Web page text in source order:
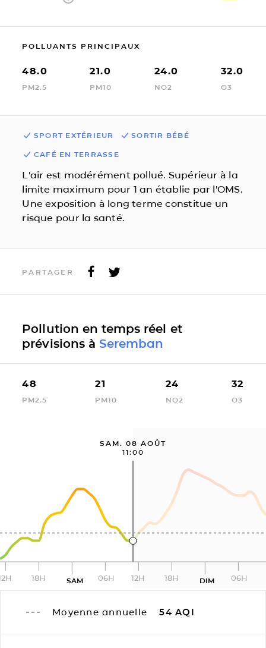
POLLUANTS PRINCIPAUX
48.0
PM2.5
21.0
PM10
24.0
NO2
32.0
O3
SPORT EXTÉRIEUR SORTIR BÉBÉ
CAFÉ EN TERRASSE
L'air est modérément pollué. Supérieur à la
limite maximum pour 1 an établie par l'OMS.
Une exposition à long terme constitue un
risque pour la santé.
PARTAGER
Pollution en temps réel et
prévisions à Seremban
48
PM2.5
21
PM10
24
NO2
32
O3
SAM. 08 AOÛT
11:00
18H SAM 06H 12H 18H DIM 06H
Moyenne annuelle 54 AQI